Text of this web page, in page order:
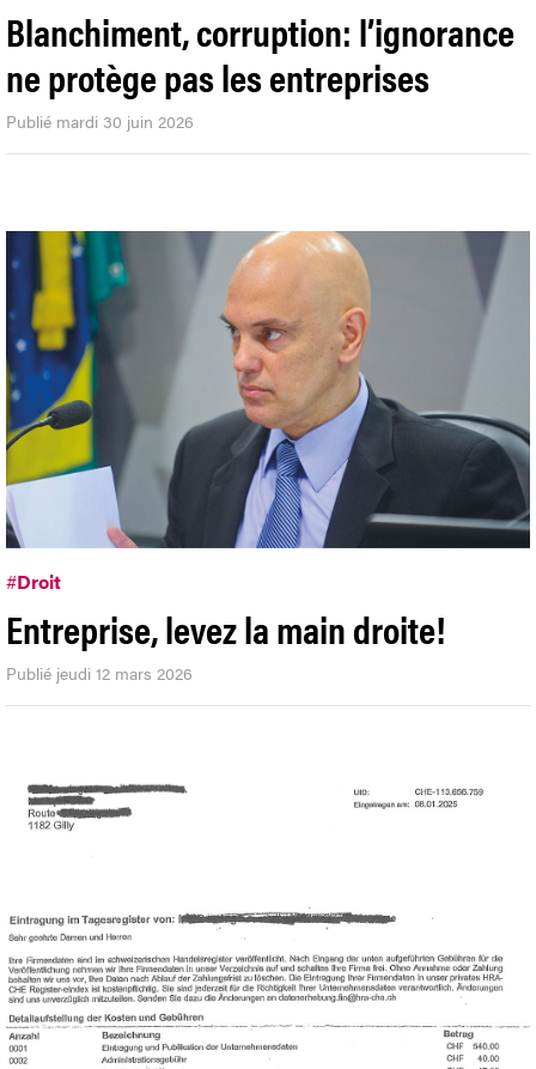
Blanchiment, corruption: l’ignorance
ne protège pas les entreprises
Publié mardi 30 juin 2026
#Droit
Entreprise, levez la main droite!
Publié jeudi 12 mars 2026